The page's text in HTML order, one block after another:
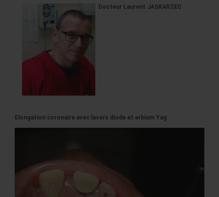
Docteur Laurent JASKARZEC
Elongation coronaire avec lasers diode et erbium Yag